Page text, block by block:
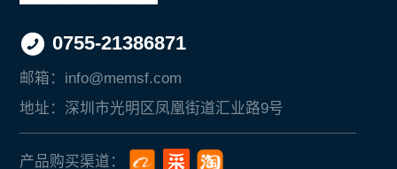
0755-21386871
邮箱： info@memsf.com
地址： 深圳市光明区凤凰街道汇业路9号
产品购买渠道：